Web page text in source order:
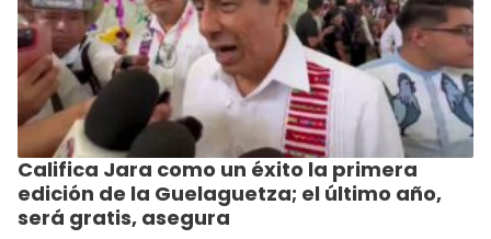
Califica Jara como un éxito la primera
edición de la Guelaguetza; el último año,
será gratis, asegura